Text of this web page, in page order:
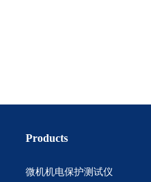
Products
微机机电保护测试仪